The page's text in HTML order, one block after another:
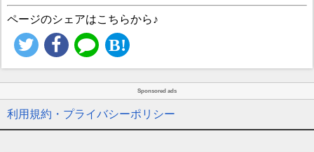
ページのシェアはこちらから♪
Sponsored ads
利用規約・プライバシーポリシー